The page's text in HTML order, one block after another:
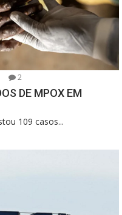
2
DE MPOX EM
109 casos...